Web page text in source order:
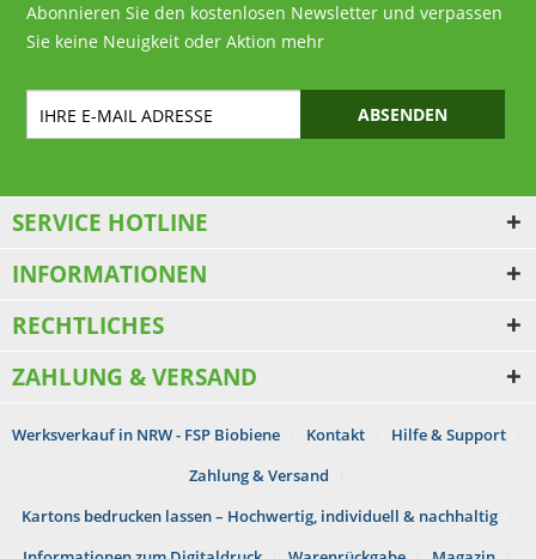
Abonnieren Sie den kostenlosen Newsletter und verpassen
Sie keine Neuigkeit oder Aktion mehr
ABSENDEN
SERVICE HOTLINE
INFORMATIONEN
RECHTLICHES
ZAHLUNG & VERSAND
Werksverkauf in NRW - FSP Biobiene Kontakt
Hilfe & Support
Zahlung & Versand
Kartons bedrucken lassen – Hochwertig, individuell & nachhaltig